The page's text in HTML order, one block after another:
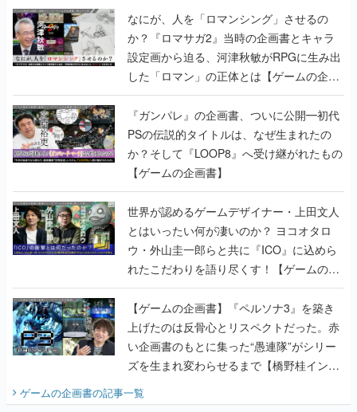
なにが、人を「ロマンシング」させるの
か？『ロマサガ2』当時の企画書とキャラ
設定画から迫る、河津秋敏がRPGに生み出
した「ロマン」の正体とは【ゲームの企画
書】
『ガンパレ』の企画書、ついに公開━初代
PSの伝説的タイトルは、なぜ生まれたの
か？そして『LOOP8』へ受け継がれたもの
【ゲームの企画書】
世界が認めるゲームデザイナー・上田文人
とはいったい何が凄いのか？ ヨコオタロ
ウ・外山圭一郎らと共に『ICO』に込めら
れたこだわりを語り尽くす！【ゲームの企
画書】
【ゲームの企画書】『ペルソナ3』を築き
上げたのは反骨心とリスペクトだった。赤
い企画書のもとに集った“愚連隊”がシリー
ズを生まれ変わらせるまで【橋野桂インタ
ビュー】
ゲームの企画書の記事一覧